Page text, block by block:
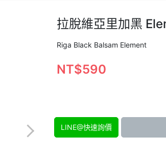
拉脫維亞里加黑
Riga Black Balsam Element
NT$590
LINE@快速詢價